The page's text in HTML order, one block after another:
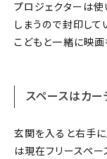
プロジェクターは使
しまうので封印して
こどもと一緒に映画
スペースはカー
玄関を入ると右手に
は現在フリースペー